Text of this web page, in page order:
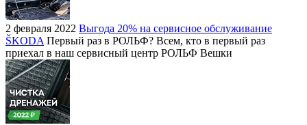
2 февраля 2022 Выгода 20% на сервисное обслуживание
ŠKODA Первый раз в РОЛЬФ? Всем, кто в первый раз
приехал в наш сервисный центр РОЛЬФ Вешки